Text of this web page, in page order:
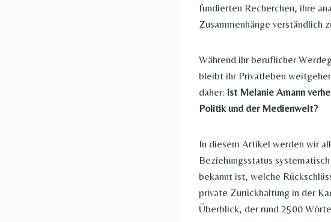
fundierten Recherchen, ihre
Zusammenhänge verständlich
Während ihr beruflicher
bleibt ihr Privatleben
daher: Ist Melanie Amann
Politik und der Medienwelt?
In diesem Artikel werden wir
Beziehungsstatus
bekannt ist, welche
private Zurückhaltung in der
Überblick, der rund 2500